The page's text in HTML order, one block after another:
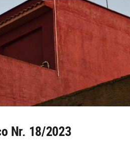
Nr. 18/2023